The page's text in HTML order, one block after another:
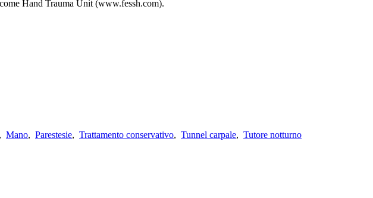
Hand Trauma Unit (www.fessh.com).
, Mano, Parestesie, Trattamento conservativo, Tunnel carpale, Tutore notturno